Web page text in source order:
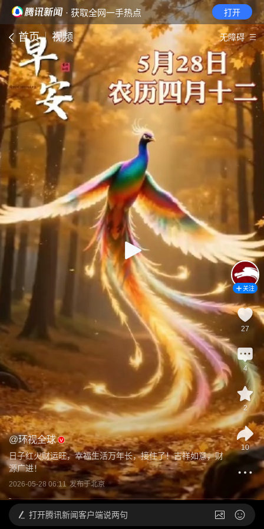
· 获取全网一手热点 打开
首页 视频 无障碍
@环视全球
日子红火财运旺，幸福生活万年长，接住了！吉祥如意，财
源广进！
2026-05-28 06:11 发布于北京
关注
27
4
2
10
打开腾讯新闻客户端说两句